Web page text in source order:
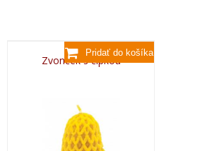
Zvonček s čipkou